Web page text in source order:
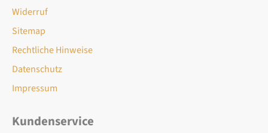
Widerruf
Sitemap
Rechtliche Hinweise
Datenschutz
Impressum
Kundenservice